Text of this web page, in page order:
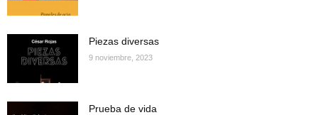
Piezas diversas
9 noviembre, 2023
Prueba de vida